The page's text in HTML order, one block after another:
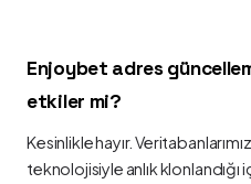
Enjoybet adres
etkiler mi?
Kesinlikle hayır.
teknolojisiyle anlık